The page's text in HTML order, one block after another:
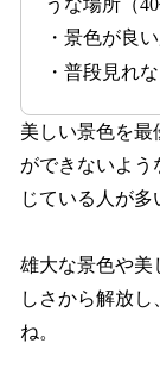
うな場所（40
・景色が良
・普段見れ
美しい景色を最
ができないよう
じている人が多
雄大な景色や美
しさから解放
ね。